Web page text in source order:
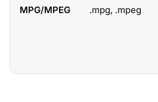
MPG/MPEG .mpg, .mpeg